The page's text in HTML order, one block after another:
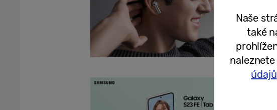
Naše
také
údajů